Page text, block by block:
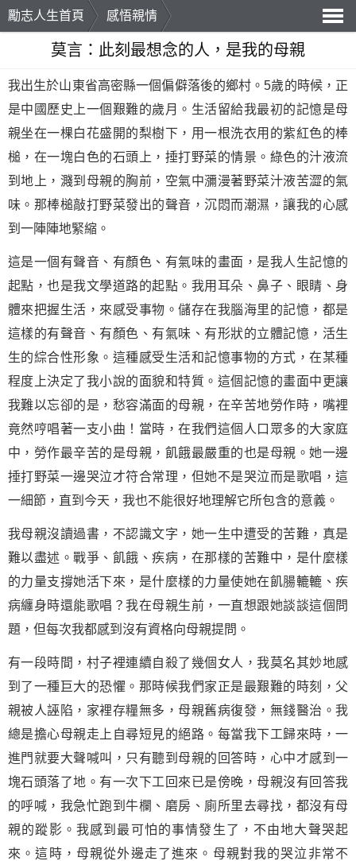
勵志人生首頁
感悟親情
導
莫言：此刻最想念的人，是我的母親
我出生於山東省高密縣一個偏僻落後的鄉村。5歲的時候，正
是中國歷史上一個艱難的歲月。生活留給我最初的記憶是母
親坐在一棵白花盛開的梨樹下，用一根洗衣用的紫紅色的棒
槌，在一塊白色的石頭上，捶打野菜的情景。綠色的汁液流
到地上，濺到母親的胸前，空氣中瀰漫著野菜汁液苦澀的氣
味。那棒槌敲打野菜發出的聲音，沉悶而潮濕，讓我的心感
到一陣陣地緊縮。
這是一個有聲音、有顏色、有氣味的畫面，是我人生記憶的
起點，也是我文學道路的起點。我用耳朵、鼻子、眼睛、身
體來把握生活，來感受事物。儲存在我腦海里的記憶，都是
這樣的有聲音、有顏色、有氣味、有形狀的立體記憶，活生
生的綜合性形象。這種感受生活和記憶事物的方式，在某種
程度上決定了我小說的面貌和特質。這個記憶的畫面中更讓
我難以忘卻的是，愁容滿面的母親，在辛苦地勞作時，嘴裡
竟然哼唱著一支小曲！當時，在我們這個人口眾多的大家庭
中，勞作最辛苦的是母親，飢餓最嚴重的也是母親。她一邊
捶打野菜一邊哭泣才符合常理，但她不是哭泣而是歌唱，這
一細節，直到今天，我也不能很好地理解它所包含的意義。
我母親沒讀過書，不認識文字，她一生中遭受的苦難 ，真是
難以盡述。戰爭、飢餓、疾病，在那樣的苦難中，是什麼樣
的力量支撐她活下來，是什麼樣的力量使她在飢腸轆轆、疾
病纏身時還能歌唱？我在母親生前，一直想跟她談談這個問
題，但每次我都感到沒有資格向母親提問。
有一段時間，村子裡連續自殺了幾個女人，我莫名其妙地感
到了一種巨大的恐懼。那時候我們家正是最艱難的時刻，父
親被人誣陷，家裡存糧無多，母親舊病復發，無錢醫治。我
總是擔心母親走上自尋短見的絕路。每當我下工歸來時，一
進門就要大聲喊叫，只有聽到母親的回答時，心中才感到一
塊石頭落了地。有一次下工回來已是傍晚，母親沒有回答我
的呼喊，我急忙跑到牛欄、磨房、廁所里去尋找，都沒有母
親的蹤影。我感到最可怕的事情發生了，不由地大聲哭起
來。這時，母親從外邊走了進來。母親對我的哭泣非常不